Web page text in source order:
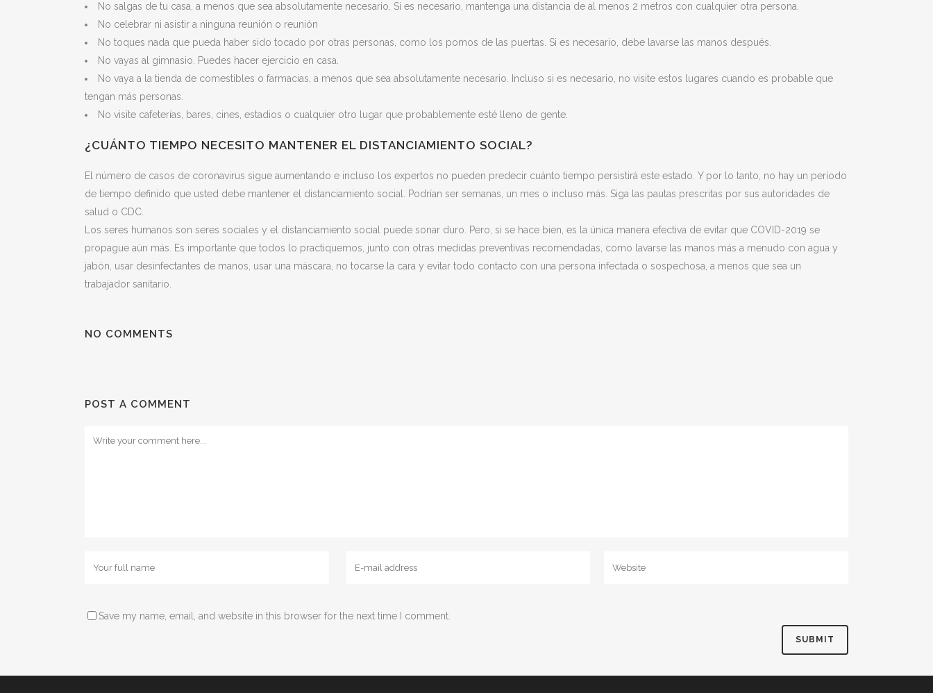
No salgas de tu casa, a menos que sea absolutamente necesario. Si es necesario, mantenga una distancia de al menos 2 metros con cualquier otra persona.
No celebrar ni asistir a ninguna reunión o reunión
No toques nada que pueda haber sido tocado por otras personas, como los pomos de las puertas. Si es necesario, debe lavarse las manos después.
No vayas al gimnasio. Puedes hacer ejercicio en casa.
No vaya a la tienda de comestibles o farmacias, a menos que sea absolutamente necesario. Incluso si es necesario, no visite estos lugares cuando es probable que
tengan más personas.
No visite cafeterías, bares, cines, estadios o cualquier otro lugar que probablemente esté lleno de gente.
¿CUÁNTO TIEMPO NECESITO MANTENER EL DISTANCIAMIENTO SOCIAL?
El número de casos de coronavirus sigue aumentando e incluso los expertos no pueden predecir cuánto tiempo persistirá este estado. Y por lo tanto, no hay un período
de tiempo definido que usted debe mantener el distanciamiento social. Podrían ser semanas, un mes o incluso más. Siga las pautas prescritas por sus autoridades de
salud o CDC.
Los seres humanos son seres sociales y el distanciamiento social puede sonar duro. Pero, si se hace bien, es la única manera efectiva de evitar que COVID-2019 se
propague aún más. Es importante que todos lo practiquemos, junto con otras medidas preventivas recomendadas, como lavarse las manos más a menudo con agua y
jabón, usar desinfectantes de manos, usar una máscara, no tocarse la cara y evitar todo contacto con una persona infectada o sospechosa, a menos que sea un
trabajador sanitario.
NO COMMENTS
POST A COMMENT
Save my name, email, and website in this browser for the next time I comment.